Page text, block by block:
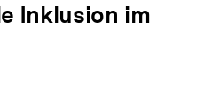
Inklusion im